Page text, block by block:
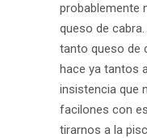
probablemente
queso de
tanto queso de
hace ya tantos
insistencia que
facilones con
tirarnos a la